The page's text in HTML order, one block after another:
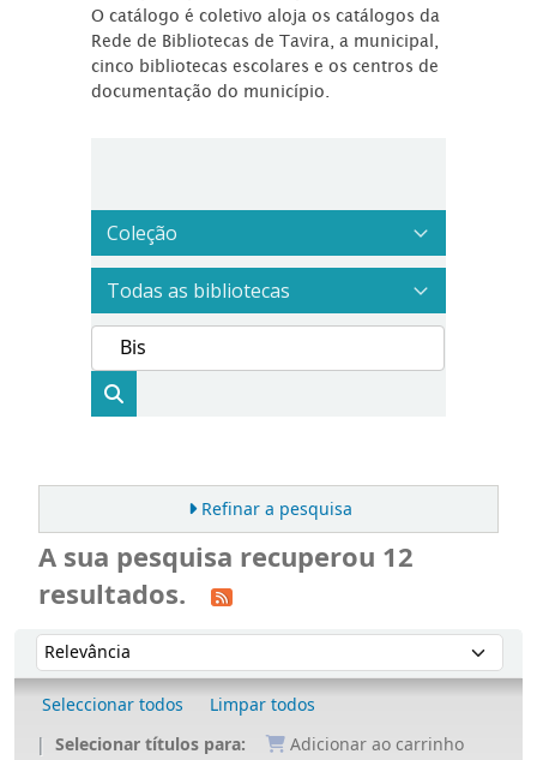
O catálogo é coletivo aloja os catálogos da
Rede de Bibliotecas de Tavira, a municipal,
cinco bibliotecas escolares e os centros de
documentação do município.
Refinar a pesquisa
A sua pesquisa recuperou 12
resultados.
Ordenar
Ordenar por:
Seleccionar todos
Limpar todos
Selecionar títulos para:
Adicionar ao carrinho